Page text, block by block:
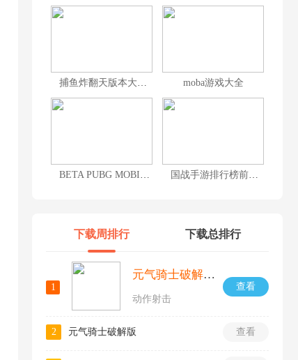
捕鱼炸翻天版本大全 moba游戏大全
BETA PUBG MOBILE 国战手游排行榜前十名
下载周排行 下载总排行
1 查看
元气骑士破解版全无限内置修改器
动作射击
2 查看
元气骑士破解版